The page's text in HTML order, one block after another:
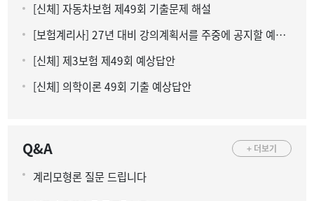
[신체] 자동차보험 제49회 기출문제 해설
[보험계리사] 27년 대비 강의계획서를 주중에 공지할 예정입니다.
[신체] 제3보험 제49회 예상답안
[신체] 의학이론 49회 기출 예상답안
Q&A + 더보기
계리모형론 질문 드립니다